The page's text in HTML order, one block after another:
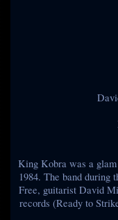
King Kobra was a
1984. The band
Free, guitarist David
records (Ready to